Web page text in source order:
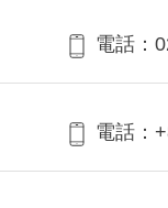
電話：
電話：